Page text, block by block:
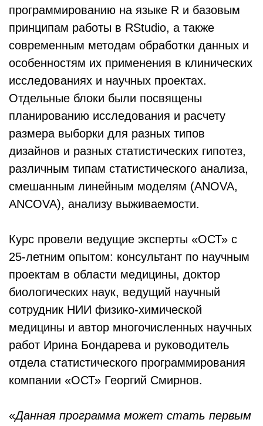
программированию на языке R и базовым
принципам работы в RStudio, а также
современным методам обработки данных и
особенностям их применения в клинических
исследованиях и научных проектах.
Отдельные блоки были посвящены
планированию исследования и расчету
размера выборки для разных типов
дизайнов и разных статистических гипотез,
различным типам статистического анализа,
смешанным линейным моделям (ANOVA,
ANCOVA), анализу выживаемости.
Курс провели ведущие эксперты «ОСТ» с
25-летним опытом: консультант по научным
проектам в области медицины, доктор
биологических наук, ведущий научный
сотрудник НИИ физико-химической
медицины и автор многочисленных научных
работ Ирина Бондарева и руководитель
отдела статистического программирования
компании «ОСТ» Георгий Смирнов.
«Данная программа может стать первым